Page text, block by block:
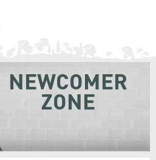
NEWCOMER
ZONE